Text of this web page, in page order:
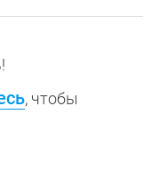
, чтобы